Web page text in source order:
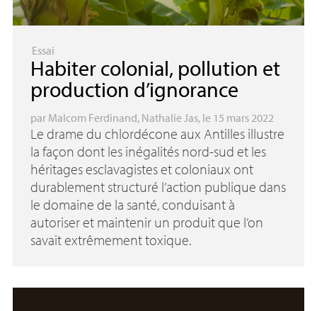
Essai
Habiter colonial, pollution et
production d’ignorance
par Malcom Ferdinand, Nathalie Jas, le 15 mars 2022
Le drame du chlordécone aux Antilles illustre
la façon dont les inégalités nord-sud et les
héritages esclavagistes et coloniaux ont
durablement structuré l’action publique dans
le domaine de la santé, conduisant à
autoriser et maintenir un produit que l’on
savait extrêmement toxique.